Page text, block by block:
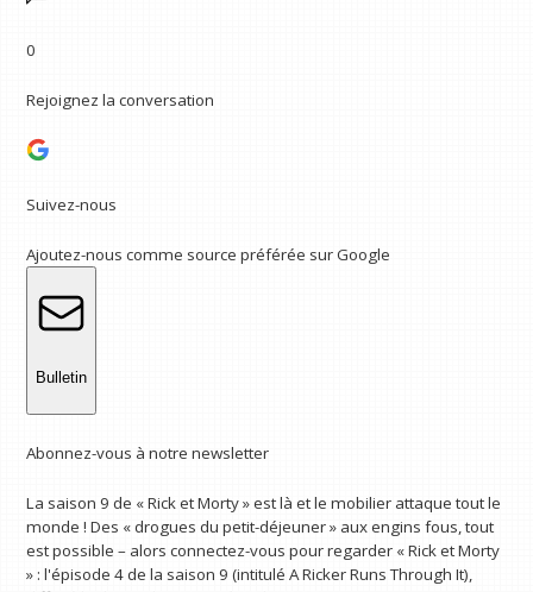
0
Rejoignez la conversation
Suivez-nous
Ajoutez-nous comme source préférée sur Google
Bulletin
Abonnez-vous à notre newsletter
La saison 9 de « Rick et Morty » est là et le mobilier attaque tout le
monde ! Des « drogues du petit-déjeuner » aux engins fous, tout
est possible – alors connectez-vous pour regarder « Rick et Morty
» : l'épisode 4 de la saison 9 (intitulé A Ricker Runs Through It),